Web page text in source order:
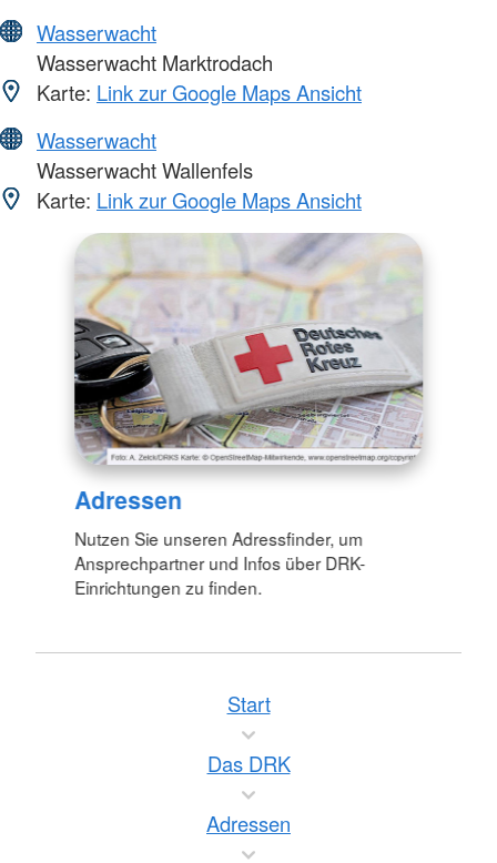
Wasserwacht
Wasserwacht Marktrodach
Karte: Link zur Google Maps Ansicht
Wasserwacht
Wasserwacht Wallenfels
Karte: Link zur Google Maps Ansicht
Adressen
Nutzen Sie unseren Adressfinder, um
Ansprechpartner und Infos über DRK-
Einrichtungen zu finden.
Start
Das DRK
Adressen